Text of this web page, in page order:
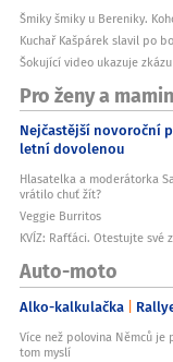
Šmiky šmiky u Bereniky.
Kuchař Kašpárek slavil po
Šokující video ukazuje
Pro ženy a
Nejčastější novoroční
letní dovolenou
Hlasatelka a moderátorka
vrátilo chuť žít?
Veggie Burritos
KVÍZ: Rafťáci. Otestujte
Auto-moto
Alko-kalkulačka
Více než polovina Němců je
tom myslí